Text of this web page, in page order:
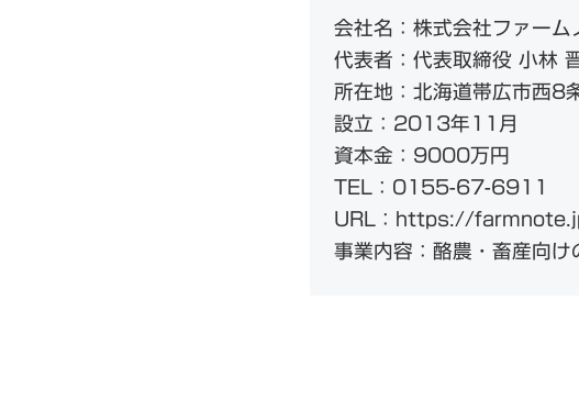
会社名：株式会社ファーム
代表者：代表取締役 小林
所在地：北海道帯広市西
設立：2013年11月
資本金：9000万円
TEL：0155-67-6911
URL：https://
事業内容：酪農・畜産向